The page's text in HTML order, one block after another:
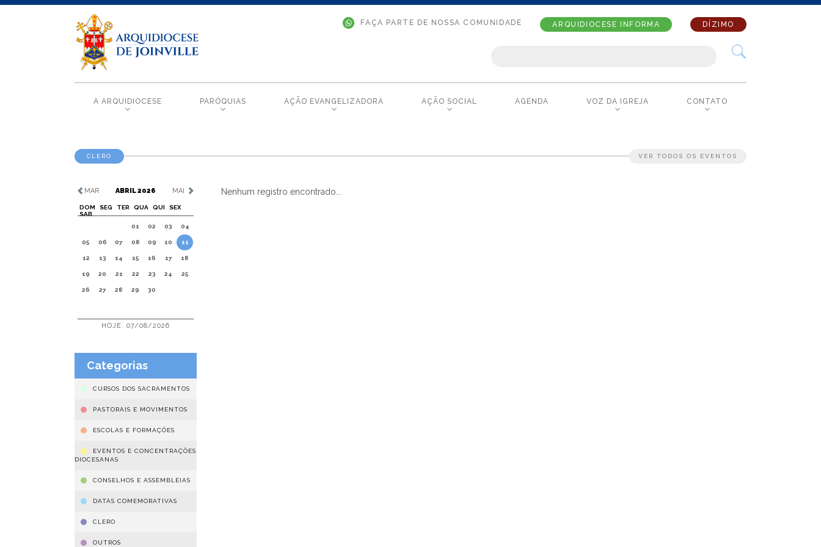
DÍZIMO
ARQUIDIOCESE INFORMA
FAÇA PARTE DE NOSSA COMUNIDADE
A ARQUIDIOCESE PARÓQUIAS AÇÃO EVANGELIZADORA AÇÃO SOCIAL AGENDA VOZ DA IGREJA CONTATO
CLERO VER TODOS OS EVENTOS
MAR ABRIL 2026 MAI
DOM SEG TER QUA QUI
SEX
SAB
01
02 03 04
05 06 07 08 09 10 11
12 13 14 15 16 17 18
19 20 21 22 23 24 25
26 27 28 29 30
HOJE, 07/08/2026
Categorias
CURSOS DOS SACRAMENTOS
PASTORAIS E MOVIMENTOS
ESCOLAS E FORMAÇÕES
EVENTOS E CONCENTRAÇÕES
DIOCESANAS
CONSELHOS E ASSEMBLEIAS
DATAS COMEMORATIVAS
CLERO
OUTROS
Nenhum registro encontrado...